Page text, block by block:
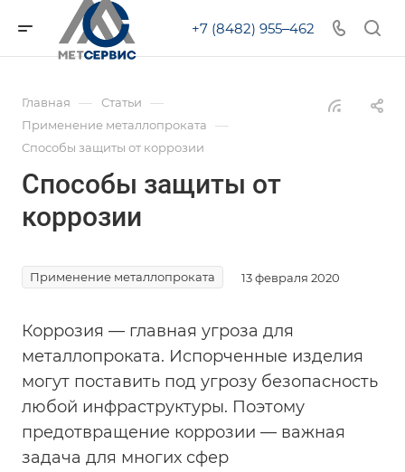
+7 (8482) 955‒462
Главная — Статьи —
Применение металлопроката —
Способы защиты от коррозии
Способы защиты от
коррозии
Применение металлопроката 13 февраля 2020
Коррозия — главная угроза для
металлопроката. Испорченные изделия
могут поставить под угрозу безопасность
любой инфраструктуры. Поэтому
предотвращение коррозии — важная
задача для многих сфер